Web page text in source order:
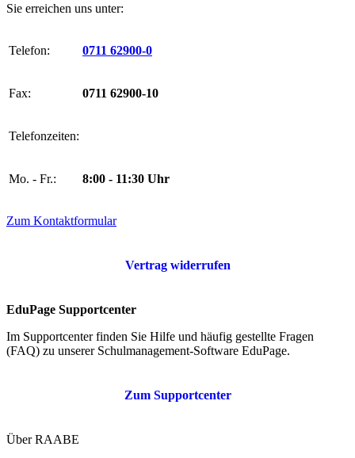
Sie erreichen uns unter:
Telefon: 0711 62900-0
Fax: 0711 62900-10
Telefonzeiten:
Mo. - Fr.: 8:00 - 11:30 Uhr
Zum Kontaktformular
Vertrag widerrufen
EduPage Supportcenter
Im Supportcenter finden Sie Hilfe und häufig gestellte Fragen
(FAQ) zu unserer Schulmanagement-Software EduPage.
Zum Supportcenter
Über RAABE